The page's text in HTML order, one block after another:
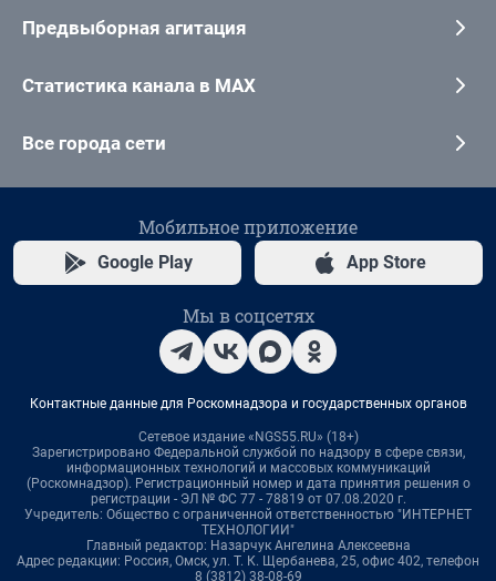
Предвыборная агитация
Статистика канала в MAX
Все города сети
Мобильное приложение
Google Play App Store
Мы в соцсетях
Контактные данные для Роскомнадзора и государственных органов
Сетевое издание «NGS55.RU» (18+)
Зарегистрировано Федеральной службой по надзору в сфере связи,
информационных технологий и массовых коммуникаций
(Роскомнадзор). Регистрационный номер и дата принятия решения о
регистрации - ЭЛ № ФС 77 - 78819 от 07.08.2020 г.
Учредитель: Общество с ограниченной ответственностью "ИНТЕРНЕТ
ТЕХНОЛОГИИ"
Главный редактор: Назарчук Ангелина Алексеевна
Адрес редакции: Россия, Омск, ул. Т. К. Щербанева, 25, офис 402, телефон
8 (3812) 38-08-69